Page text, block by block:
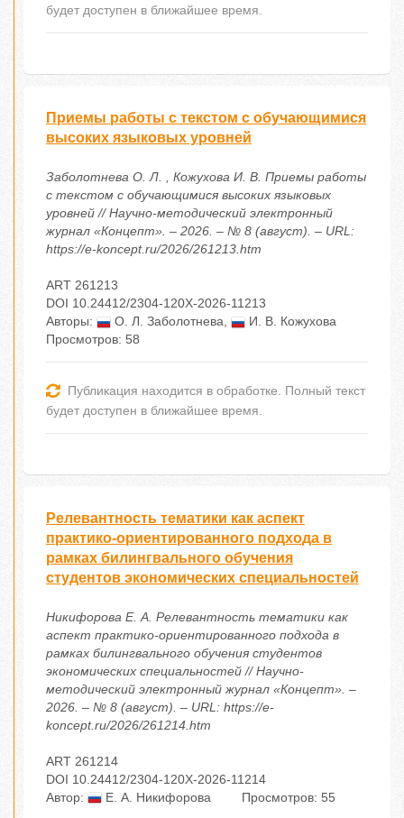
будет доступен в ближайшее время.
Приемы работы с текстом с обучающимися
высоких языковых уровней
Заболотнева О. Л. , Кожухова И. В. Приемы работы
с текстом с обучающимися высоких языковых
уровней // Научно-методический электронный
журнал «Концепт». – 2026. – № 8 (август). – URL:
https://e-koncept.ru/2026/261213.htm
ART 261213
DOI 10.24412/2304-120X-2026-11213
Авторы:
О. Л. Заболотнева,
И. В. Кожухова
Просмотров: 58
Публикация находится в обработке. Полный текст
будет доступен в ближайшее время.
Релевантность тематики как аспект
практико-ориентированного подхода в
рамках билингвального обучения
студентов экономических специальностей
Никифорова Е. А. Релевантность тематики как
аспект практико-ориентированного подхода в
рамках билингвального обучения студентов
экономических специальностей // Научно-
методический электронный журнал «Концепт». –
2026. – № 8 (август). – URL: https://e-
koncept.ru/2026/261214.htm
ART 261214
DOI 10.24412/2304-120X-2026-11214
Автор:
Е. А. Никифорова Просмотров: 55